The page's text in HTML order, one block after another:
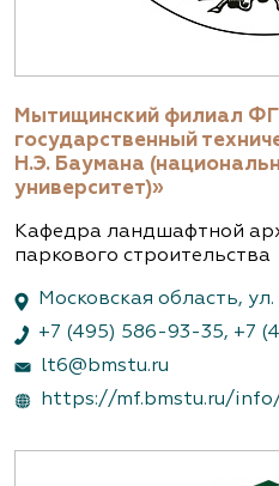
Мытищинский филиал
государственный
Н.Э. Баумана
университет)»
Кафедра ландшафтной
паркового строительства
Московская область, ул.
+7 (495) 586-93-35, +7
lt6@bmstu.ru
https://mf.bmstu.ru/